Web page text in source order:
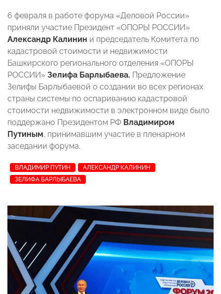
6 февраля в работе форума «Деловой России»
приняли участие Президент «ОПОРЫ РОССИИ»
Александр Калинин и председатель Комитета по
кадастровой стоимости и недвижимости
Башкирского регионального отделения «ОПОРЫ
РОССИИ» Зелифа Барлыбаева. Предложение
Зелифы Барлыбаевой о создании во всех регионах
страны системы по оспариванию кадастровой
стоимости недвижимости в электронном виде было
поддержано Президентом РФ Владимиром
Путиным, принимавшим участие в пленарном
заседании форума.
ВЛАДИМИР ПУТИН
АЛЕКСАНДР КАЛИНИН
ЗЕЛИФА БАРЛЫБАЕВА